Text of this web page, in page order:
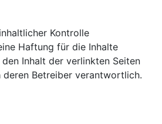
Kontrolle
Haftung für die Inhalte
den Inhalt der verlinkten Seiten
deren Betreiber verantwortlich.